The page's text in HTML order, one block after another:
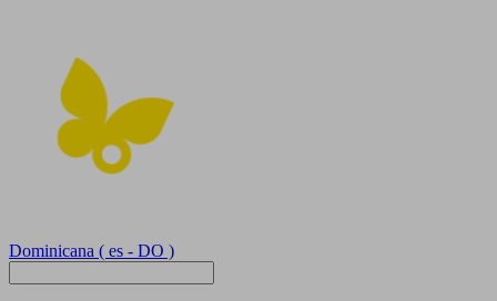
Dominicana ( es - DO )